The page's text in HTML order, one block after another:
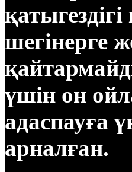
шегінерге
үшін он
адаспауға
арналған.